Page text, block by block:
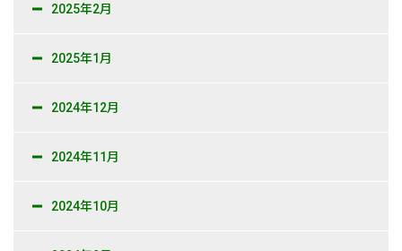
2025年2月
2025年1月
2024年12月
2024年11月
2024年10月